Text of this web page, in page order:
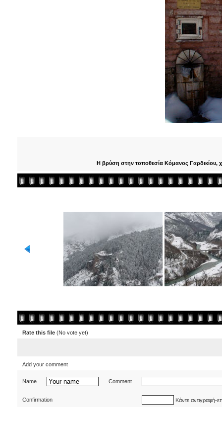
Η βρύση στην τοποθεσία Κόμανος Γαρδικίου,
Rate this file (No vote yet)
Add your comment
Name Comment
Confirmation Κάντε αντιγραφή-